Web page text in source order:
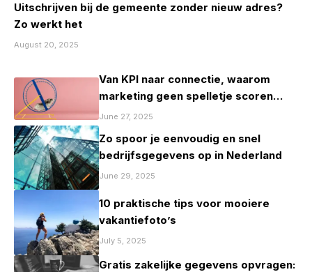
Uitschrijven bij de gemeente zonder nieuw adres?
Zo werkt het
August 20, 2025
Van KPI naar connectie, waarom
marketing geen spelletje scoren
mag zijn
June 27, 2025
Zo spoor je eenvoudig en snel
bedrijfsgegevens op in Nederland
June 29, 2025
10 praktische tips voor mooiere
vakantiefoto’s
July 5, 2025
Gratis zakelijke gegevens opvragen: